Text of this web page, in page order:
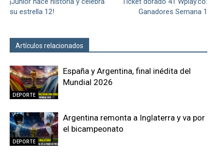
su estrella 12!
Ganadores Semana 1
Artículos relacionados
DEPORTE
España y Argentina, final inédita del
Mundial 2026
DEPORTE
Argentina remonta a Inglaterra y va por
el bicampeonato